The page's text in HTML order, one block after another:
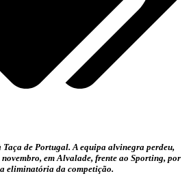
Taça de Portugal. A equipa alvinegra perdeu,
em Alvalade, frente ao Sporting, por
eliminatória da competição.